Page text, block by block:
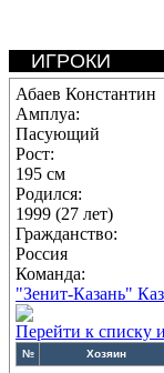
ИГРОКИ
Абаев Константин
Амплуа:
Пасующий
Рост:
195 см
Родился:
1999 (27 лет)
Гражданство:
Россия
Команда:
"Зенит-Казань"
Перейти к списку
№ Хозяин